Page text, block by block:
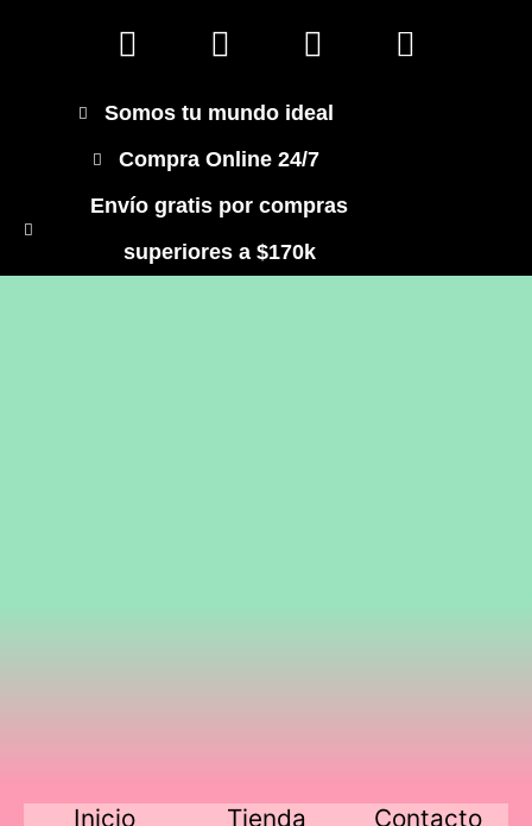
Somos tu mundo ideal
Compra Online 24/7
Envío gratis por compras
superiores a $170k
Inicio Tienda Contacto